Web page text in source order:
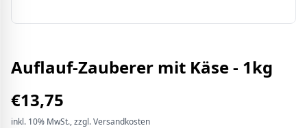
Auflauf-Zauberer mit Käse - 1kg
€13,75
inkl. 10% MwSt., zzgl. Versandkosten